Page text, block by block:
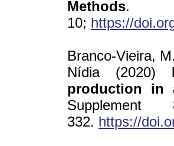
Methods
10; https://
Branco-Vieira,
Nídia (2020)
production in
332. https://